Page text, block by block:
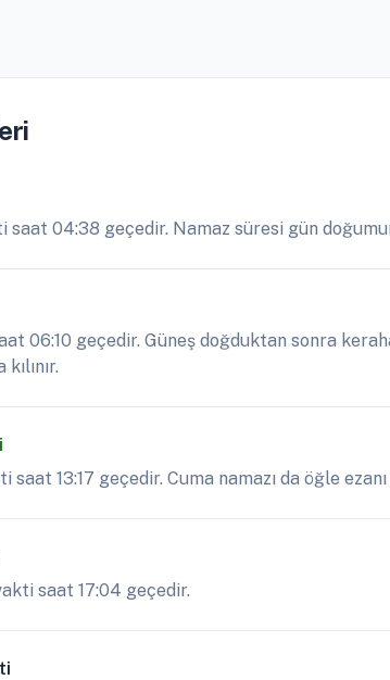
saat 04:38 geçedir. Namaz süresi gün
06:10 geçedir. Güneş doğduktan sonra
13:17 geçedir. Cuma namazı da öğle ezanı
saat 17:04 geçedir.